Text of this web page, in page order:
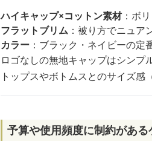
ハイキャップ×コットン素材：ボ
フラットブリム ：被り方でニュ
カラー ：ブラック・ネイビーの
ロゴなしの無地キャップはシンプ
トップスやボトムスとのサイズ感
予算や使用頻度に制約があ